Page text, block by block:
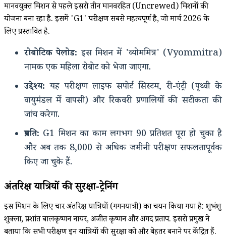
मानवयुक्त मिशन से पहले इसरो तीन मानवरहित (Uncrewed) मिशनों की
योजना बना रहा है. इसमें 'G1' परीक्षण सबसे महत्वपूर्ण है, जो मार्च 2026 के
लिए प्रस्तावित है.
रोबोटिक पेलोड: इस मिशन में 'व्योममित्र' (Vyommitra)
नामक एक महिला रोबोट को भेजा जाएगा.
उद्देश्य: यह परीक्षण लाइफ सपोर्ट सिस्टम, री-एंट्री (पृथ्वी के
वायुमंडल में वापसी) और रिकवरी प्रणालियों की सटीकता की
जांच करेगा.
प्रगति: G1 मिशन का काम लगभग 90 प्रतिशत पूरा हो चुका है
और अब तक 8,000 से अधिक जमीनी परीक्षण सफलतापूर्वक
किए जा चुके हैं.
अंतरिक्ष यात्रियों की सुरक्षा-ट्रेनिंग
इस मिशन के लिए चार अंतरिक्ष यात्रियों (गगनयात्री) का चयन किया गया है: शुभंशु
शुक्ला, प्रशांत बालकृष्णन नायर, अजीत कृष्णन और अंगद प्रताप. इसरो प्रमुख ने
बताया कि सभी परीक्षण इन यात्रियों की सुरक्षा को और बेहतर बनाने पर केंद्रित हैं.